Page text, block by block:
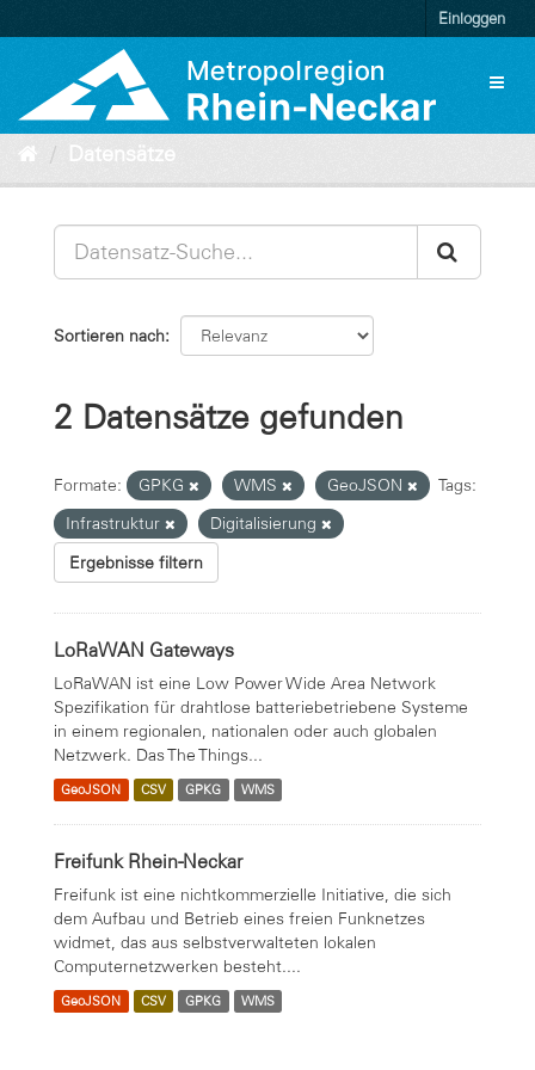
zum
Einloggen
Datensätze
Sortieren nach
2 Datensätze gefunden
Formate: GPKG WMS GeoJSON
Tags:
Infrastruktur
Digitalisierung
Ergebnisse filtern
LoRaWAN Gateways
LoRaWAN ist eine Low Power Wide Area Network
Spezifikation für drahtlose batteriebetriebene Systeme
in einem regionalen, nationalen oder auch globalen
Netzwerk. Das The Things...
GeoJSON CSV GPKG WMS
Freifunk Rhein-Neckar
Freifunk ist eine nichtkommerzielle Initiative, die sich
dem Aufbau und Betrieb eines freien Funknetzes
widmet, das aus selbstverwalteten lokalen
Computernetzwerken besteht....
GeoJSON CSV GPKG WMS